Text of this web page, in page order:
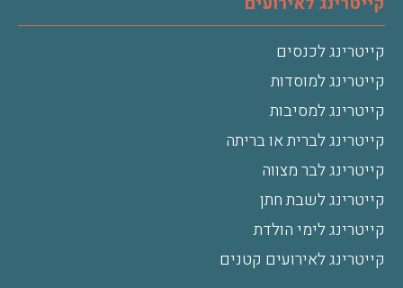
קייטרינג לכנסים
קייטרינג למוסדות
קייטרינג למסיבות
קייטרינג לברית או בריתה
קייטרינג לבר מצווה
קייטרינג לשבת חתן
קייטרינג לימי הולדת
קייטרינג לאירועים קטנים